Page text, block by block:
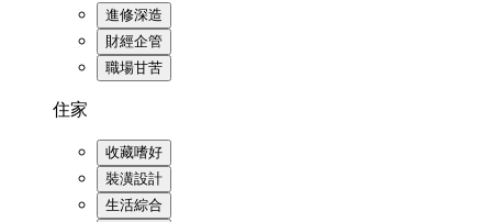
進修深造
財經企管
職場甘苦
住家
收藏嗜好
裝潢設計
生活綜合